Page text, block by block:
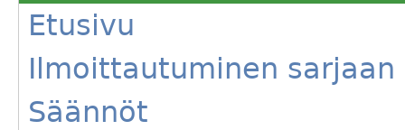
Etusivu
Ilmoittautuminen sarjaan
Säännöt